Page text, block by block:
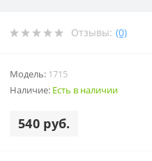
Отзывы: (0)
Модель: 1715
Наличие: Есть в наличии
540 руб.